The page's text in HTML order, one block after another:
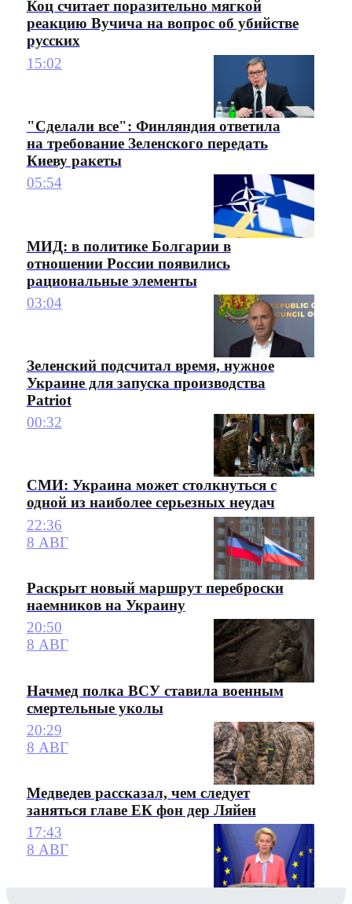
Коц считает поразительно мягкой
реакцию Вучича на вопрос об убийстве
русских
15:02
"Сделали все": Финляндия ответила
на требование Зеленского передать
Киеву ракеты
05:54
МИД: в политике Болгарии в
отношении России появились
рациональные элементы
03:04
Зеленский подсчитал время, нужное
Украине для запуска производства
Patriot
00:32
СМИ: Украина может столкнуться с
одной из наиболее серьезных неудач
22:36
8 АВГ
Раскрыт новый маршрут переброски
наемников на Украину
20:50
8 АВГ
Начмед полка ВСУ ставила военным
смертельные уколы
20:29
8 АВГ
Медведев рассказал, чем следует
заняться главе ЕК фон дер Ляйен
17:43
8 АВГ